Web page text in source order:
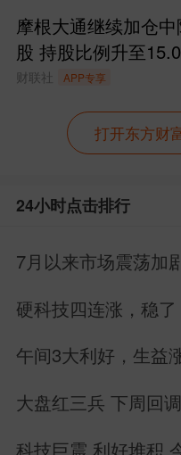
摩根大通继续加仓
股 持股比例升至
财联社 APP专享
打开东方财
24小时点击排行
7月以来市场震荡加
硬科技四连涨，稳了
午间3大利好，生益
大盘红三兵 下周回调
科技巨震 利好堆积